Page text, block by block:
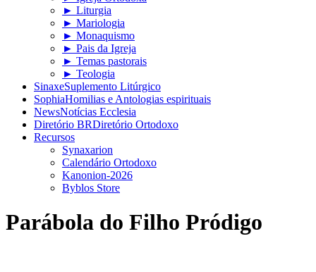
► Liturgia
► Mariologia
► Monaquismo
► Pais da Igreja
► Temas pastorais
► Teologia
SinaxeSuplemento Litúrgico
SophiaHomilias e Antologias espirituais
NewsNotícias Ecclesia
Diretório BRDiretório Ortodoxo
Recursos
Synaxarion
Calendário Ortodoxo
Kanonion-2026
Byblos Store
Parábola do Filho Pródigo